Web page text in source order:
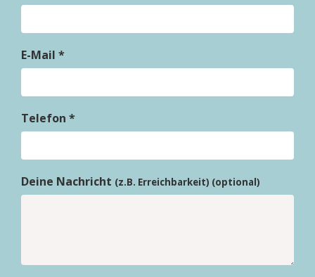
E-Mail *
Telefon *
Deine Nachricht (z.B. Erreichbarkeit) (optional)